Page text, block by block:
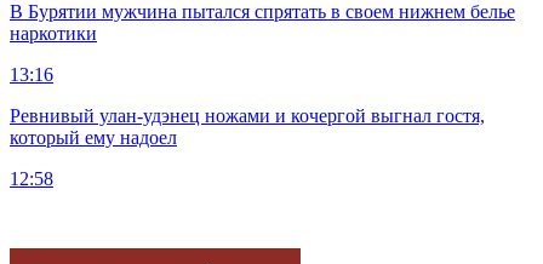
В Бурятии мужчина пытался спрятать в своем нижнем белье
наркотики
13:16
Ревнивый улан-удэнец ножами и кочергой выгнал гостя,
который ему надоел
12:58